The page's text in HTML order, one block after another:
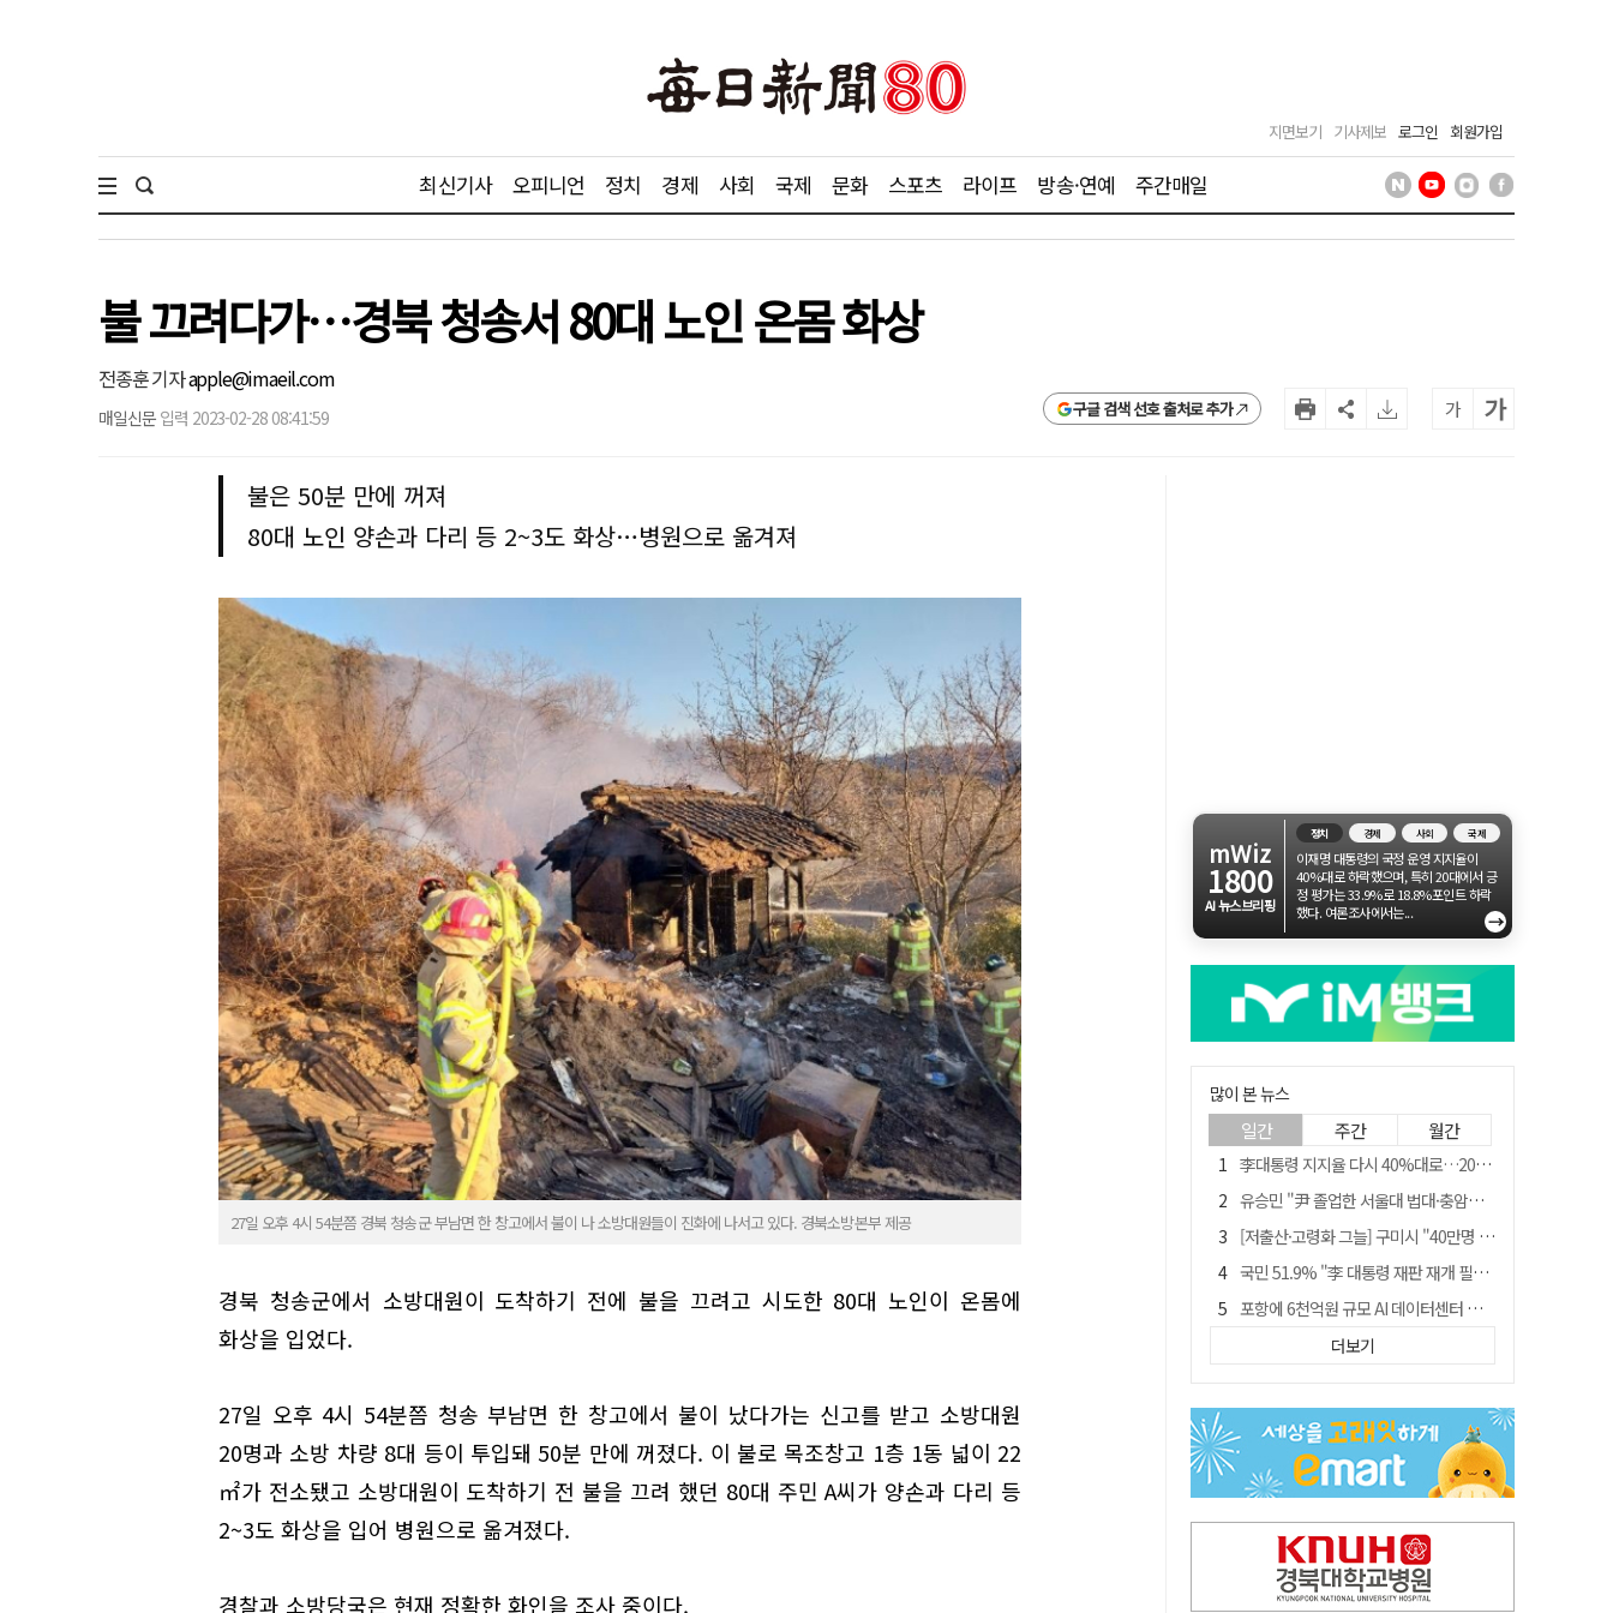
지면보기 기사제보 로그인 회원가입
최신기사 오피니언 정치 경제 사회 국제 문화 스포츠 라이프 방송·연예 주간매일
불 끄려다가…경북 청송서 80대 노인 온몸 화상
전종훈 기자apple@imaeil.com
매일신문 입력 2023-02-28 08:41:59 구글 검색 선호 출처로 추가 가 가
불은 50분 만에 꺼져
80대 노인 양손과 다리 등 2~3도 화상…병원으로 옮겨져
27일 오후 4시 54분쯤 경북 청송군 부남면 한 창고에서 불이 나 소방대원들이 진화에 나서고 있다. 경북소방본부 제공
경북 청송군에서 소방대원이 도착하기 전에 불을 끄려고 시도한 80대 노인이 온몸에
화상을 입었다.
27일 오후 4시 54분쯤 청송 부남면 한 창고에서 불이 났다가는 신고를 받고 소방대원
20명과 소방 차량 8대 등이 투입돼 50분 만에 꺼졌다. 이 불로 목조창고 1층 1동 넓이 22
㎡가 전소됐고 소방대원이 도착하기 전 불을 끄려 했던 80대 주민 A씨가 양손과 다리 등
2~3도 화상을 입어 병원으로 옮겨졌다.
경찰과 소방당국은 현재 정확한 화인을 조사 중이다.
mWiz
1800
AI 뉴스브리핑
정치 경제 사회 국제
이재명 대통령의 국정 운영 지지율이
40%대로 하락했으며, 특히 20대에서 긍
정 평가는 33.9%로 18.8%포인트 하락
했다. 여론조사에서는...
→
많이 본 뉴스
일간 주간 월간
李대통령 지지율 다시 40%대로…20대는 18.8%p 급락
유승민 "尹 졸업한 서울대 법대·충암고도 없애야"…李 육사 통합 직격
[저출산·고령화 그늘] 구미시 "40만명 사수" 고령군 "3만명대 회복"
국민 51.9% "李 대통령 재판 재개 필요하다"
포항에 6천억원 규모 AI 데이터센터 들어선다
월 매출 9천만원에도 문 닫는 영양 젖소농장… "일할 사람이 없어"
경찰, 홍명보 선임 의혹 수사…대한축구협회 전격 압수수색
"김용민, 흑백논리로 세상 보는 듯" 검찰 내부서 지탄
'솔리다임 IPO 추진설' SK하이닉스, 주가 9% 급락
더보기